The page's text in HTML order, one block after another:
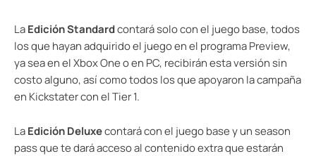
LaEdición Standardcontará solo con el juego base, todos
los que hayan adquirido el juego en el programa Preview,
ya sea en el Xbox One o en PC, recibirán esta versión sin
costo alguno, así como todos los que apoyaron la campaña
en Kickstater con el Tier 1.
LaEdición Deluxecontará con el juego base y un season
pass que te dará acceso al contenido extra que estarán